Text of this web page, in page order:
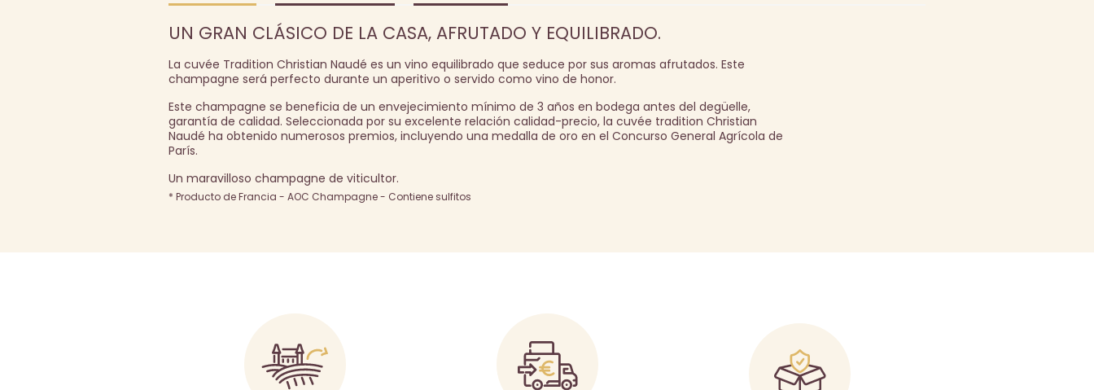
UN GRAN CLÁSICO DE LA CASA, AFRUTADO Y EQUILIBRADO.
La cuvée Tradition Christian Naudé es un vino equilibrado que seduce por sus aromas afrutados. Este
champagne será perfecto durante un aperitivo o servido como vino de honor.
Este champagne se beneficia de un envejecimiento mínimo de 3 años en bodega antes del degüelle,
garantía de calidad. Seleccionada por su excelente relación calidad-precio, la cuvée tradition Christian
Naudé ha obtenido numerosos premios, incluyendo una medalla de oro en el Concurso General Agrícola de
París.
Un maravilloso champagne de viticultor.
* Producto de Francia - AOC Champagne - Contiene sulfitos